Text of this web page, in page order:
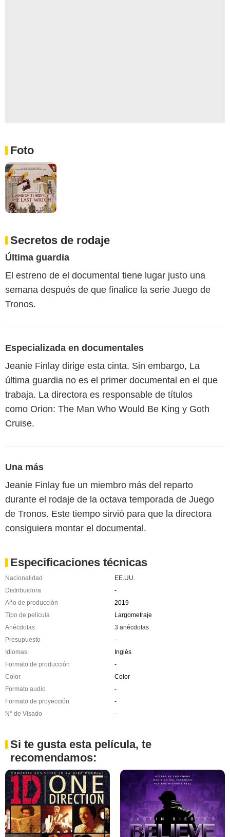
Foto
Secretos de rodaje
Última guardia
El estreno de el documental tiene lugar justo una
semana después de que finalice la serie Juego de
Tronos.
Especializada en documentales
Jeanie Finlay dirige esta cinta. Sin embargo, La
última guardia no es el primer documental en el que
trabaja. La directora es responsable de títulos
como Orion: The Man Who Would Be King y Goth
Cruise.
Una más
Jeanie Finlay fue un miembro más del reparto
durante el rodaje de la octava temporada de Juego
de Tronos. Este tiempo sirvió para que la directora
consiguiera montar el documental.
Especificaciones técnicas
Nacionalidad
EE.UU.
Distribuidora
-
Año de producción
2019
Tipo de película
Largometraje
Anécdotas
3 anécdotas
Presupuesto
-
Idiomas
Inglés
Formato de producción
-
Color
Color
Formato audio
-
Formato de proyección
-
N° de Visado
-
Si te gusta esta película, te
recomendamos: